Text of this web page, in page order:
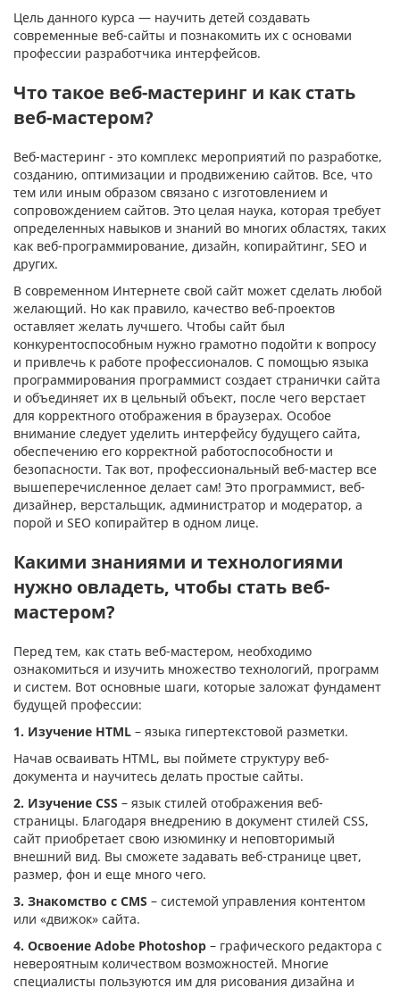
Цель данного курса — научить детей создавать
современные веб-сайты и познакомить их с основами
профессии разработчика интерфейсов.
Что такое веб-мастеринг и как стать
веб-мастером?
Веб-мастеринг - это комплекс мероприятий по разработке,
созданию, оптимизации и продвижению сайтов. Все, что
тем или иным образом связано с изготовлением и
сопровождением сайтов. Это целая наука, которая требует
определенных навыков и знаний во многих областях, таких
как веб-программирование, дизайн, копирайтинг, SEO и
других.
В современном Интернете свой сайт может сделать любой
желающий. Но как правило, качество веб-проектов
оставляет желать лучшего. Чтобы сайт был
конкурентоспособным нужно грамотно подойти к вопросу
и привлечь к работе профессионалов. С помощью языка
программирования программист создает странички сайта
и объединяет их в цельный объект, после чего верстает
для корректного отображения в браузерах. Особое
внимание следует уделить интерфейсу будущего сайта,
обеспечению его корректной работоспособности и
безопасности. Так вот, профессиональный веб-мастер все
вышеперечисленное делает сам! Это программист, веб-
дизайнер, верстальщик, администратор и модератор, а
порой и SEO копирайтер в одном лице.
Какими знаниями и технологиями
нужно овладеть, чтобы стать веб-
мастером?
Перед тем, как стать веб-мастером, необходимо
ознакомиться и изучить множество технологий, программ
и систем. Вот основные шаги, которые заложат фундамент
будущей профессии:
1. Изучение HTML – языка гипертекстовой разметки.
Начав осваивать HTML, вы поймете структуру веб-
документа и научитесь делать простые сайты.
2. Изучение CSS – язык стилей отображения веб-
страницы. Благодаря внедрению в документ стилей CSS,
сайт приобретает свою изюминку и неповторимый
внешний вид. Вы сможете задавать веб-странице цвет,
размер, фон и еще много чего.
3. Знакомство с CMS – системой управления контентом
или «движок» сайта.
4. Освоение Adobe Photoshop – графического редактора с
невероятным количеством возможностей. Многие
специалисты пользуются им для рисования дизайна и